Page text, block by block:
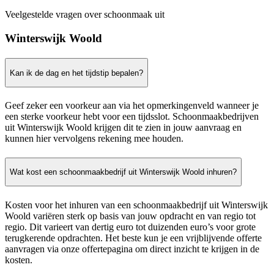
Veelgestelde vragen over schoonmaak uit
Winterswijk Woold
Kan ik de dag en het tijdstip bepalen?
Geef zeker een voorkeur aan via het opmerkingenveld wanneer je
een sterke voorkeur hebt voor een tijdsslot. Schoonmaakbedrijven
uit Winterswijk Woold krijgen dit te zien in jouw aanvraag en
kunnen hier vervolgens rekening mee houden.
Wat kost een schoonmaakbedrijf uit Winterswijk Woold inhuren?
Kosten voor het inhuren van een schoonmaakbedrijf uit Winterswijk
Woold variëren sterk op basis van jouw opdracht en van regio tot
regio. Dit varieert van dertig euro tot duizenden euro’s voor grote
terugkerende opdrachten. Het beste kun je een vrijblijvende offerte
aanvragen via onze offertepagina om direct inzicht te krijgen in de
kosten.